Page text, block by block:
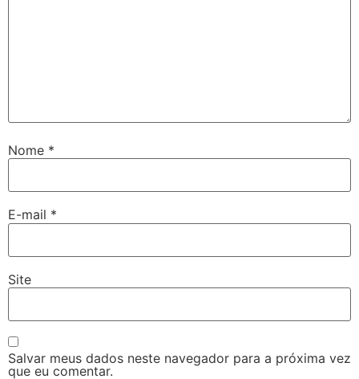
Nome *
E-mail *
Site
Salvar meus dados neste navegador para a próxima vez
que eu comentar.